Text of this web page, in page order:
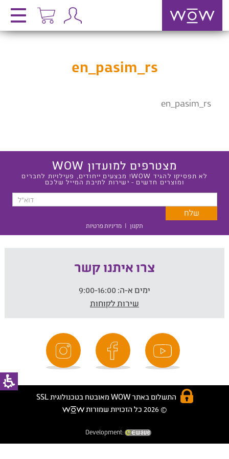
en_pasim_rs
en_pasim_rs
מצטרפים למועדון WOW
לא תפסיקו להגיד WOW! מבצעים ייחודים, פעילויות לחברים
ומוצרים חדשים - ישירות לתיבת המייל שלכם
תקנון | מדיניות פרטיות
צרו איתנו קשר
ימים א-ה:
שירות לקוחות
התשלום באתר WOW מאובטח בטכנולוגית SSL
© 2026 כל הזכויות שמורות
Development: